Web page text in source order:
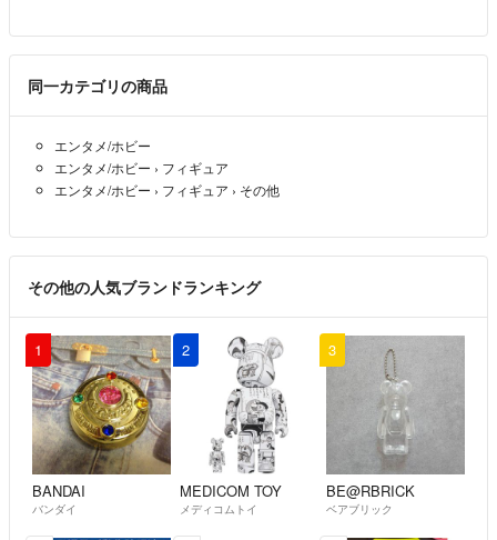
同一カテゴリの商品
エンタメ/ホビー
エンタメ/ホビー › フィギュア
エンタメ/ホビー › フィギュア › その他
その他の人気ブランドランキング
1
BANDAI
バンダイ
2
MEDICOM TOY
メディコムトイ
3
BE@RBRICK
ベアブリック